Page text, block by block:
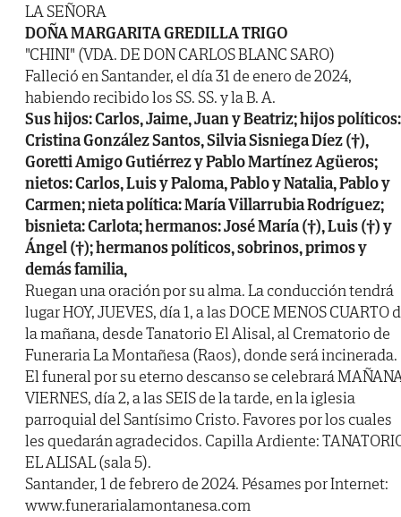
LA SEÑORA
DOÑA MARGARITA GREDILLA TRIGO
"CHINI" (VDA. DE DON CARLOS BLANC SARO)
Falleció en Santander, el día 31 de enero de 2024,
habiendo recibido los SS. SS. y la B. A.
Sus hijos: Carlos, Jaime, Juan y Beatriz; hijos políticos:
Cristina González Santos, Silvia Sisniega Díez (†),
Goretti Amigo Gutiérrez y Pablo Martínez Agüeros;
nietos: Carlos, Luis y Paloma, Pablo y Natalia, Pablo y
Carmen; nieta política: María Villarrubia Rodríguez;
bisnieta: Carlota; hermanos: José María (†), Luis (†) y
Ángel (†); hermanos políticos, sobrinos, primos y
demás familia,
Ruegan una oración por su alma. La conducción tendrá
lugar HOY, JUEVES, día 1, a las DOCE MENOS CUARTO
la mañana, desde Tanatorio El Alisal, al Crematorio de
Funeraria La Montañesa (Raos), donde será incinerada.
El funeral por su eterno descanso se celebrará
VIERNES, día 2, a las SEIS de la tarde, en la iglesia
parroquial del Santísimo Cristo. Favores por los cuales
les quedarán agradecidos. Capilla Ardiente:
EL ALISAL (sala 5).
Santander, 1 de febrero de 2024. Pésames por Internet:
www.funerarialamontanesa.com